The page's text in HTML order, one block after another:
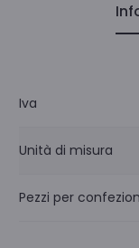
Iva
Unità di misura
Pezzi per